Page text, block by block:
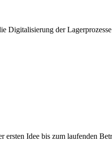
Digitalisierung der
Idee bis zum laufenden